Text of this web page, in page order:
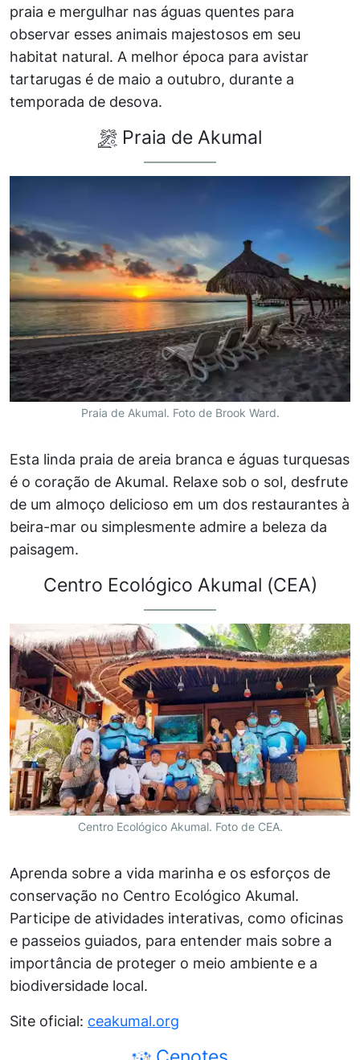
praia e mergulhar nas águas quentes para
observar esses animais majestosos em seu
habitat natural. A melhor época para avistar
tartarugas é de maio a outubro, durante a
temporada de desova.
Praia de Akumal
Praia de Akumal. Foto de Brook Ward.
Esta linda praia de areia branca e águas turquesas
é o coração de Akumal. Relaxe sob o sol, desfrute
de um almoço delicioso em um dos restaurantes à
beira-mar ou simplesmente admire a beleza da
paisagem.
Centro Ecológico Akumal (CEA)
Centro Ecológico Akumal. Foto de CEA.
Aprenda sobre a vida marinha e os esforços de
conservação no Centro Ecológico Akumal.
Participe de atividades interativas, como oficinas
e passeios guiados, para entender mais sobre a
importância de proteger o meio ambiente e a
biodiversidade local.
Site oficial: ceakumal.org